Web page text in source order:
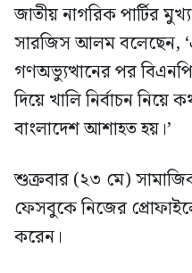
জাতীয় নাগরিক পার্টির
সারজিস আলম বলেছেন,
গণঅভ্যুত্থানের পর
দিয়ে খালি নির্বাচন
বাংলাদেশ আশাহত হয়।’
শুক্রবার (২৩ মে)
ফেসবুকে নিজের
করেন।